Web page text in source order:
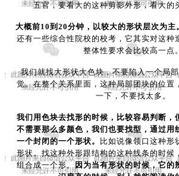
五官，要看大的这种剪影外形，看大的
大概前10到20分钟，以较大的形状层次为主
还有一些综合性院校的校考，它其实对这种
整体性要求会比较高一点。
我们就找大形状大色块，不要陷入一个局
觉。在整个关系里面，这种局部团块的位置
一下，不要找太多。
我们用色块去找形的时候，比较容易判断，
不需要那么多颜色，我们也要找型，通过用
一个封闭的一个形状。
比如说像领口这种形
形状。找这种外形跟结构的这种线条的时候
组合成一个形。因为当有形状的时候，它的